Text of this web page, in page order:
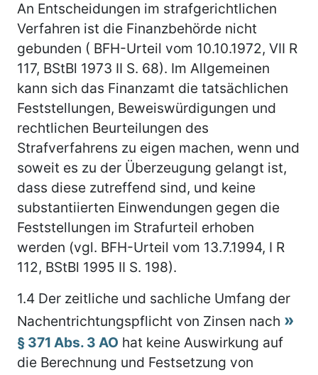
An Entscheidungen im strafgerichtlichen
Verfahren ist die Finanzbehörde nicht
gebunden ( BFH-Urteil vom 10.10.1972, VII R
117, BStBl 1973 II S. 68). Im Allgemeinen
kann sich das Finanzamt die tatsächlichen
Feststellungen, Beweiswürdigungen und
rechtlichen Beurteilungen des
Strafverfahrens zu eigen machen, wenn und
soweit es zu der Überzeugung gelangt ist,
dass diese zutreffend sind, und keine
substantiierten Einwendungen gegen die
Feststellungen im Strafurteil erhoben
werden (vgl. BFH-Urteil vom 13.7.1994, I R
112, BStBl 1995 II S. 198).
1.4 Der zeitliche und sachliche Umfang der
Nachentrichtungspflicht von Zinsen nach
§ 371 Abs. 3 AO hat keine Auswirkung auf
die Berechnung und Festsetzung von